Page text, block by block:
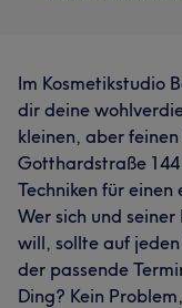
Im Kosmetikstudio
dir deine
kleinen, aber
Gotthardstraße
Techniken für
Wer sich und
will, sollte auf
der passende
Ding? Kein